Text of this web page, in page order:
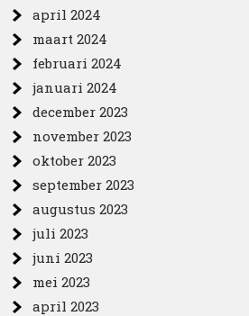
april 2024
maart 2024
februari 2024
januari 2024
december 2023
november 2023
oktober 2023
september 2023
augustus 2023
juli 2023
juni 2023
mei 2023
april 2023